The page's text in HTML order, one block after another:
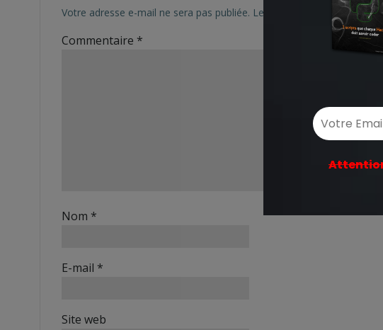
Votre adresse e-mail ne sera pas publiée. Les champs obligatoires
Commentaire *
Nom *
E-mail *
Site web